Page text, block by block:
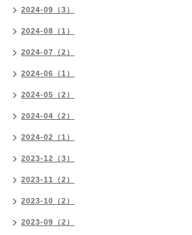
2024-09（3）
2024-08（1）
2024-07（2）
2024-06（1）
2024-05（2）
2024-04（2）
2024-02（1）
2023-12（3）
2023-11（2）
2023-10（2）
2023-09（2）